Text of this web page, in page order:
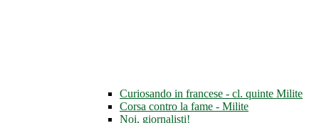
Curiosando in francese - cl. quinte Milite
Corsa contro la fame - Milite
Noi, giornalisti!